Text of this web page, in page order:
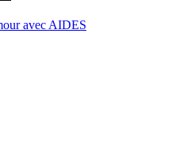
avec AIDES